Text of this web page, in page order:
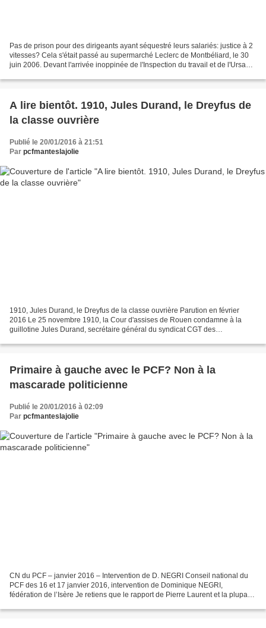
Pas de prison pour des dirigeants ayant séquestré leurs salariés: justice à 2
vitesses? Cela s'était passé au supermarché Leclerc de Montbéliard, le 30
juin 2006. Devant l'arrivée inoppinée de l'Inspection du travail et de l'Ursaaf,
A lire bientôt. 1910, Jules Durand, le Dreyfus de
la classe ouvrière
Publié le 20/01/2016 à 21:51
Par pcfmanteslajolie
1910, Jules Durand, le Dreyfus de la classe ouvrière Parution en février
2016 Le 25 novembre 1910, la Cour d'assises de Rouen condamne à la
guillotine Jules Durand, secrétaire général du syndicat CGT des
Primaire à gauche avec le PCF? Non à la
mascarade politicienne
Publié le 20/01/2016 à 02:09
Par pcfmanteslajolie
CN du PCF – janvier 2016 – Intervention de D. NEGRI Conseil national du
PCF des 16 et 17 janvier 2016, intervention de Dominique NEGRI,
fédération de l’Isère Je retiens que le rapport de Pierre Laurent et la plupart